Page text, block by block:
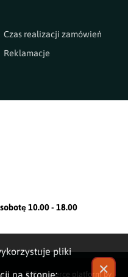
Czas realizacji zamówień
Reklamacje
10.00 - 18.00
E-Commerce platform by
pliki
na stronie:
✕